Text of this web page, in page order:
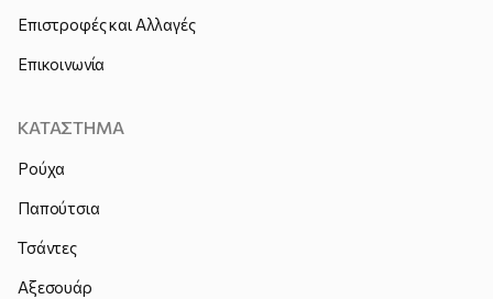
Επιστροφές και Αλλαγές
Επικοινωνία
ΚΑΤΑΣΤΗΜΑ
Ρούχα
Παπούτσια
Τσάντες
Αξεσουάρ